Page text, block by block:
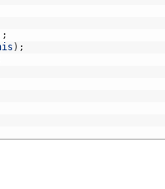
;
) ;